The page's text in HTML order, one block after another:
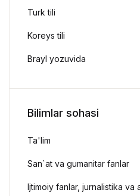
Turk tili
Koreys tili
Brayl yozuvida
Bilimlar sohasi
Ta'lim
San`at va gumanitar fanlar
Ijtimoiy fanlar, jurnalistika va